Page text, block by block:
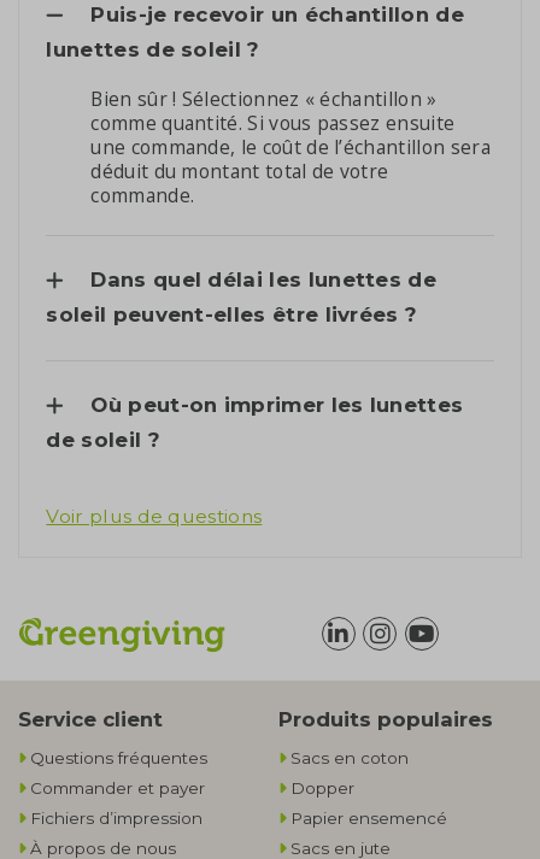
Puis-je recevoir un échantillon de
lunettes de soleil ?
Bien sûr ! Sélectionnez « échantillon »
comme quantité. Si vous passez ensuite
une commande, le coût de l’échantillon sera
déduit du montant total de votre
commande.
Dans quel délai les lunettes de
soleil peuvent-elles être livrées ?
Où peut-on imprimer les lunettes
de soleil ?
Voir plus de questions
Service client
Questions fréquentes
Commander et payer
Fichiers d’impression
À propos de nous
Produits populaires
Sacs en coton
Dopper
Papier ensemencé
Sacs en jute